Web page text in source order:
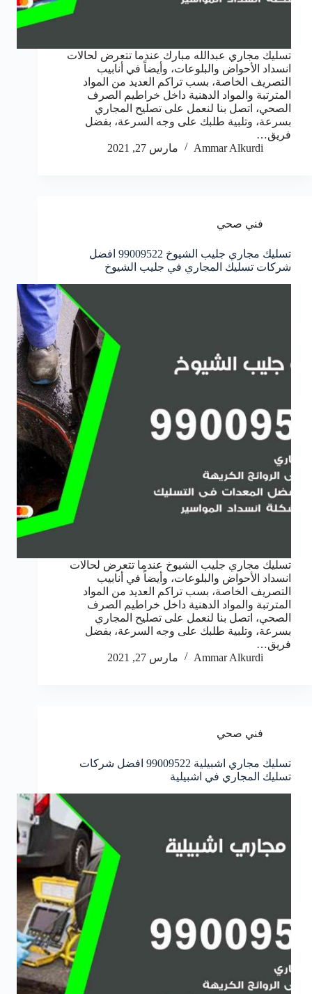
تسليك مجاري عبدالله مبارك عندما تتعرض لحالات
انسداد الأحواض والبلوعات، وأيضاً في أنابيب
التصريف الخاصة، بسب تراكم العديد من المواد
المترتبة والمواد الدهنية داخل خراطيم الصرف
الصحي، اتصل بنا لنعمل على تصليح المجاري
بسرعة، وتلبية طلبك على وجه السرعة، بفضل
فريق…
Ammar Alkurdi
مارس 27, 2021
فني صحي
تسليك مجاري جليب الشيوخ 99009522 افضل
شركات تسليك المجاري في جليب الشيوخ
تسليك مجاري جليب الشيوخ عندما تتعرض لحالات
انسداد الأحواض والبلوعات، وأيضاً في أنابيب
التصريف الخاصة، بسب تراكم العديد من المواد
المترتبة والمواد الدهنية داخل خراطيم الصرف
الصحي، اتصل بنا لنعمل على تصليح المجاري
بسرعة، وتلبية طلبك على وجه السرعة، بفضل
فريق…
Ammar Alkurdi
مارس 27, 2021
فني صحي
تسليك مجاري اشبيلية 99009522 افضل شركات
تسليك المجاري في اشبيلية